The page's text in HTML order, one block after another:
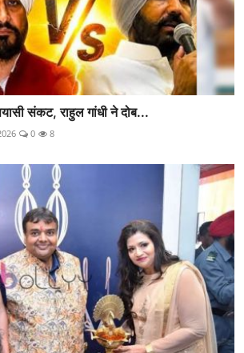
संकट, राहुल गांधी ने दोब...
0 8